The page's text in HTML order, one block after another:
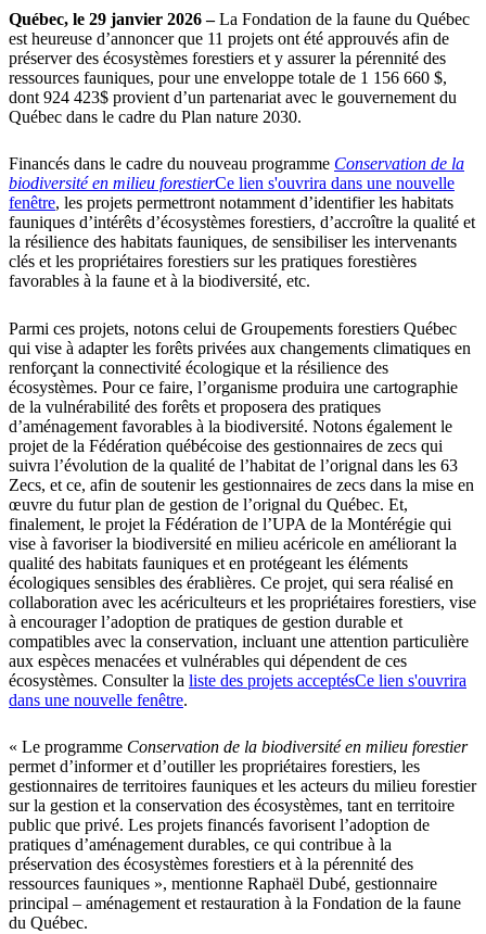
Québec, le 29 janvier 2026 –La Fondation de la faune du Québec
est heureuse d’annoncer que 11 projets ont été approuvés afin de
préserver des écosystèmes forestiers et y assurer la pérennité des
ressources fauniques, pour une enveloppe totale de 1 156 660 $,
dont 924 423$ provient d’un partenariat avec le gouvernement du
Québec dans le cadre du Plan nature 2030.
Financés dans le cadre du nouveau programme Conservation de la
biodiversité en milieu forestierCe lien s'ouvrira dans une nouvelle
fenêtre, les projets permettront notamment d’identifier les habitats
fauniques d’intérêts d’écosystèmes forestiers, d’accroître la qualité et
la résilience des habitats fauniques, de sensibiliser les intervenants
clés et les propriétaires forestiers sur les pratiques forestières
favorables à la faune et à la biodiversité, etc.
Parmi ces projets, notons celui de Groupements forestiers Québec
qui vise à adapter les forêts privées aux changements climatiques en
renforçant la connectivité écologique et la résilience des
écosystèmes. Pour ce faire, l’organisme produira une cartographie
de la vulnérabilité des forêts et proposera des pratiques
d’aménagement favorables à la biodiversité. Notons également le
projet de la Fédération québécoise des gestionnaires de zecs qui
suivra l’évolution de la qualité de l’habitat de l’orignal dans les 63
Zecs, et ce, afin de soutenir les gestionnaires de zecs dans la mise en
œuvre du futur plan de gestion de l’orignal du Québec. Et,
finalement, le projet la Fédération de l’UPA de la Montérégie qui
vise à favoriser la biodiversité en milieu acéricole en améliorant la
qualité des habitats fauniques et en protégeant les éléments
écologiques sensibles des érablières. Ce projet, qui sera réalisé en
collaboration avec les acériculteurs et les propriétaires forestiers, vise
à encourager l’adoption de pratiques de gestion durable et
compatibles avec la conservation, incluant une attention particulière
aux espèces menacées et vulnérables qui dépendent de ces
écosystèmes. Consulter la liste des projets acceptésCe lien s'ouvrira
dans une nouvelle fenêtre.
« Le programme Conservation de la biodiversité en milieu forestier
permet d’informer et d’outiller les propriétaires forestiers, les
gestionnaires de territoires fauniques et les acteurs du milieu forestier
sur la gestion et la conservation des écosystèmes, tant en territoire
public que privé. Les projets financés favorisent l’adoption de
pratiques d’aménagement durables, ce qui contribue à la
préservation des écosystèmes forestiers et à la pérennité des
ressources fauniques », mentionne Raphaël Dubé, gestionnaire
principal – aménagement et restauration à la Fondation de la faune
du Québec.